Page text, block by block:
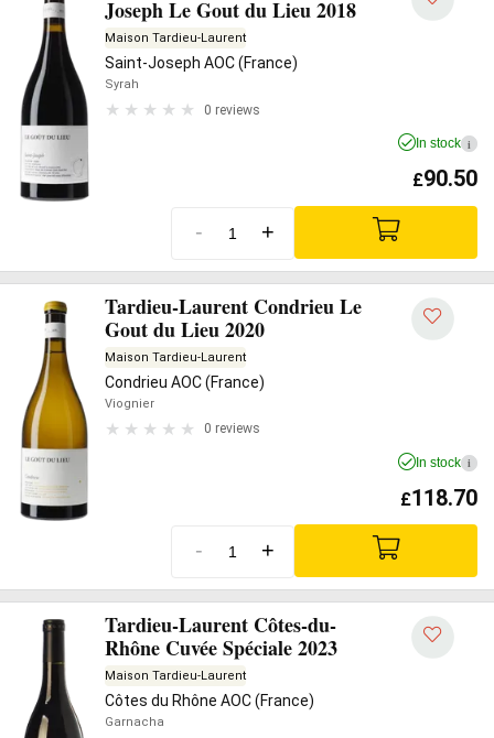
Joseph Le Gout du Lieu 2018
Maison Tardieu-Laurent
Saint-Joseph AOC (France)
Syrah
0 reviews
In stock i
£90.50
- +
Tardieu-Laurent Condrieu Le
Gout du Lieu 2020
Maison Tardieu-Laurent
Condrieu AOC (France)
Viognier
0 reviews
In stock i
£118.70
- +
Tardieu-Laurent Côtes-du-
Rhône Cuvée Spéciale 2023
Maison Tardieu-Laurent
Côtes du Rhône AOC (France)
Garnacha